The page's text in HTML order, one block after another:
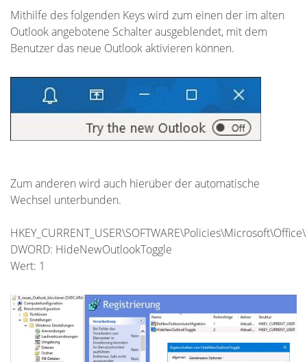
Mithilfe des folgenden Keys wird zum einen der im alten
Outlook angebotene Schalter ausgeblendet, mit dem
Benutzer das neue Outlook aktivieren können.
Zum anderen wird auch hierüber der automatische
Wechsel unterbunden.
DWORD: HideNewOutlookToggle
Wert: 1